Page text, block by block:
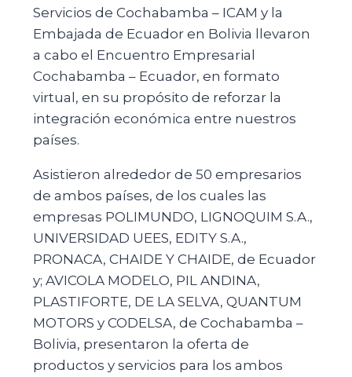
Servicios de Cochabamba – ICAM y la
Embajada de Ecuador en Bolivia llevaron
a cabo el Encuentro Empresarial
Cochabamba – Ecuador, en formato
virtual, en su propósito de reforzar la
integración económica entre nuestros
países.
Asistieron alrededor de 50 empresarios
de ambos países, de los cuales las
empresas POLIMUNDO, LIGNOQUIM S.A.,
UNIVERSIDAD UEES, EDITY S.A.,
PRONACA, CHAIDE Y CHAIDE, de Ecuador
y; AVICOLA MODELO, PIL ANDINA,
PLASTIFORTE, DE LA SELVA, QUANTUM
MOTORS y CODELSA, de Cochabamba –
Bolivia, presentaron la oferta de
productos y servicios para los ambos